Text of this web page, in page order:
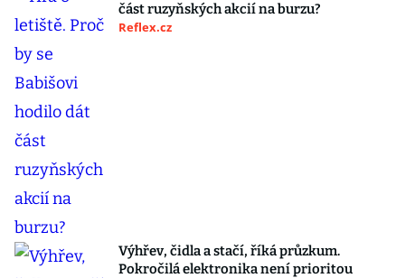
část ruzyňských akcií na burzu?
Reflex.cz
Výhřev, čidla a stačí, říká průzkum.
Pokročilá elektronika není prioritou